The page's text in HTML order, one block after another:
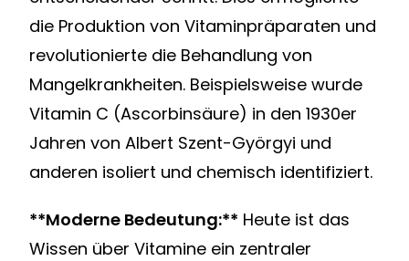
die Produktion von Vitaminpräparaten und
revolutionierte die Behandlung von
Mangelkrankheiten. Beispielsweise wurde
Vitamin C (Ascorbinsäure) in den 1930er
Jahren von Albert Szent-Györgyi und
anderen isoliert und chemisch identifiziert.
**Moderne Bedeutung:** Heute ist das
Wissen über Vitamine ein zentraler